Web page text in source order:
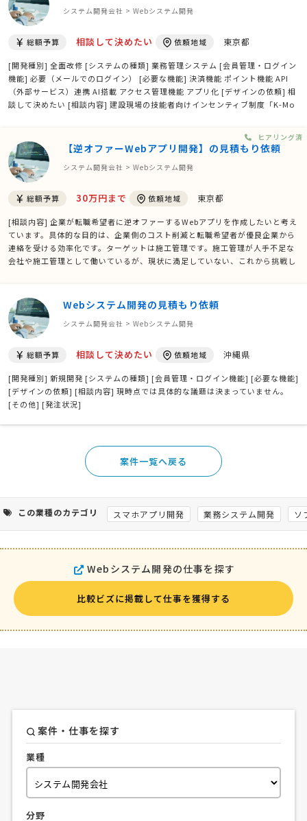
システム開発会社 > Webシステム開発
総額予算 相談して決めたい 依頼地域 東京都
[開発種別] 全面改修 [システムの種類] 業務管理システム [会員管理・ログイン
機能] 必要（メールでのログイン） [必要な機能] 決済機能 ポイント機能 API
（外部サービス）連携 AI搭載 アクセス管理機能 アプリ化 [デザインの依頼] 相
談して決めたい [相談内容] 建設現場の技能者向けインセンティブ制度「K-Mo
【逆オファーWebアプリ開発】の見積もり依頼
システム開発会社 > Webシステム開発
総額予算 30万円まで 依頼地域 東京都
[相談内容] 企業が転職希望者に逆オファーするWebアプリを作成したいと考え
ています。具体的な目的は、企業側のコスト削減と転職希望者が優良企業から
連絡を受ける効率化です。ターゲットは施工管理です。施工管理が人手不足な
会社や施工管理として働いているが、現状に満足していない、これから挑戦し
ヒアリング済
Webシステム開発の見積もり依頼
システム開発会社 > Webシステム開発
総額予算 相談して決めたい 依頼地域 沖縄県
[開発種別] 新規開発 [システムの種類] [会員管理・ログイン機能] [必要な機能]
[デザインの依頼] [相談内容] 現時点では具体的な議題は決まっていません。
[その他] [発注状況]
案件一覧へ戻る
この業種のカテゴリ スマホアプリ開発 業務システム開発 ソ
Webシステム開発の仕事を探す
比較ビズに掲載して仕事を獲得する
案件・仕事を探す
業種
分野